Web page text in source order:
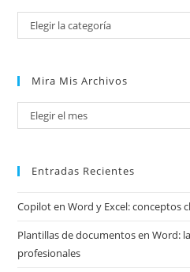
Categorías
Elegir la categoría
Mira Mis Archivos
Mira
mis
Elegir el mes
Entradas Recientes
Copilot en Word y Excel: conceptos
Plantillas de documentos en Word:
profesionales